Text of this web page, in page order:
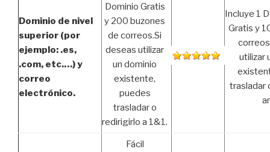
Dominio de nivel
superior (por
ejemplo: .es,
.com, etc.…) y
correo
electrónico.
Dominio Gratis
y 200 buzones
de correos.Si
deseas utilizar
un dominio
existente,
puedes
trasladar o
redirigirlo a 1&1.
Incluye 1
Gratis y
utilizar
trasladar
Fácil